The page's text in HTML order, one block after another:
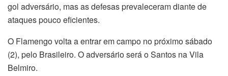
gol adversário, mas as defesas prevaleceram diante de
ataques pouco eficientes.
O Flamengo volta a entrar em campo no próximo sábado
(2), pelo Brasileiro. O adversário será o Santos na Vila
Belmiro.